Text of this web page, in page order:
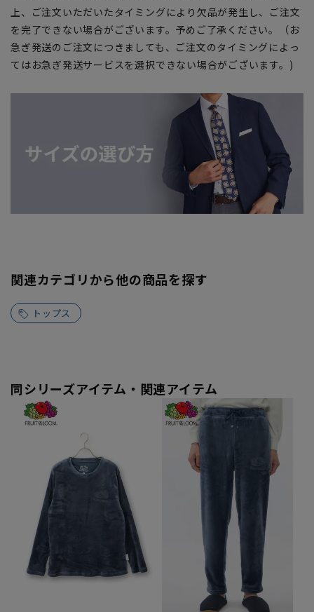
上、ご注文いただいたタイミングにより欠品が発生し、ご注文
を完了できない場合がございます。予めご了承ください。（お
急ぎ発送のご注文につきましても、ご注文のタイミングによっ
てはお急ぎ発送サービスを選択できない場合がございます。)
関連カテゴリから他の商品を探す
トップス
同シリーズアイテム・関連アイテム